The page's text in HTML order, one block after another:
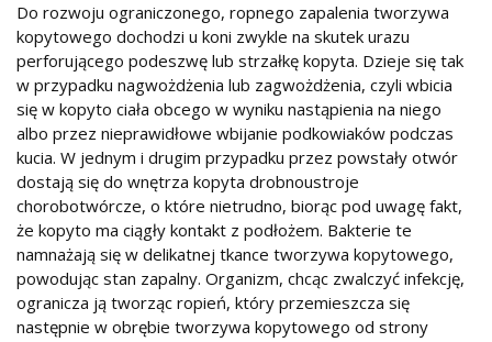
Do rozwoju ograniczonego, ropnego zapalenia tworzywa
kopytowego dochodzi u koni zwykle na skutek urazu
perforującego podeszwę lub strzałkę kopyta. Dzieje się tak
w przypadku nagwożdżenia lub zagwożdżenia, czyli wbicia
się w kopyto ciała obcego w wyniku nastąpienia na niego
albo przez nieprawidłowe wbijanie podkowiaków podczas
kucia. W jednym i drugim przypadku przez powstały otwór
dostają się do wnętrza kopyta drobnoustroje
chorobotwórcze, o które nietrudno, biorąc pod uwagę fakt,
że kopyto ma ciągły kontakt z podłożem. Bakterie te
namnażają się w delikatnej tkance tworzywa kopytowego,
powodując stan zapalny. Organizm, chcąc zwalczyć infekcję,
ogranicza ją tworząc ropień, który przemieszcza się
następnie w obrębie tworzywa kopytowego od strony